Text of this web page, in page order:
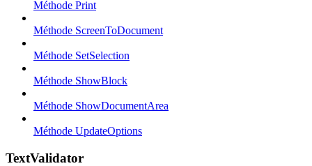
Méthode Print
Méthode ScreenToDocument
Méthode SetSelection
Méthode ShowBlock
Méthode ShowDocumentArea
Méthode UpdateOptions
TextValidator